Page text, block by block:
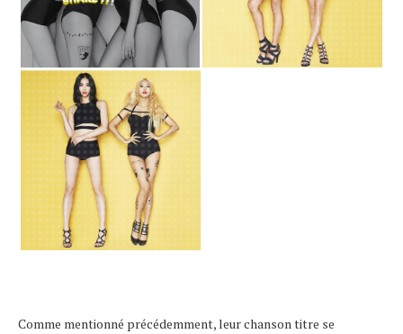
Comme mentionné précédemment, leur chanson titre se